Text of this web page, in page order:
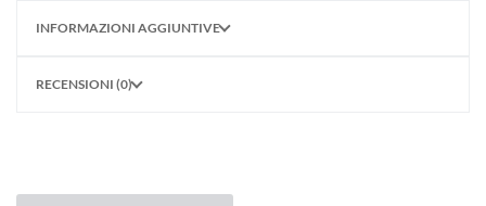
INFORMAZIONI AGGIUNTIVE
RECENSIONI (0)